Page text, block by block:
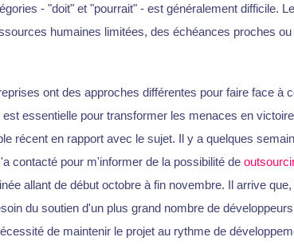
- "doit" et "pourrait" - est généralement difficile.
humaines limitées, des échéances proches
ont des approches différentes pour faire face à
essentielle pour transformer les menaces en
récent en rapport avec le sujet. Il y a quelques
contacté pour m'informer de la possibilité de
allant de début octobre à fin novembre. Il arrive
du soutien d'un plus grand nombre de
de maintenir le projet au rythme de